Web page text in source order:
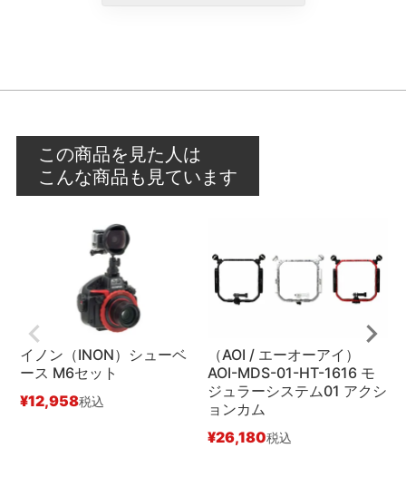
この商品を見た人は
こんな商品も見ています
イノン（INON）シューベ
ース M6セット
¥12,958税込
（AOI / エーオーアイ）
AOI-MDS-01-HT-1616 モ
ジュラーシステム01 アクシ
ョンカム
¥26,180税込